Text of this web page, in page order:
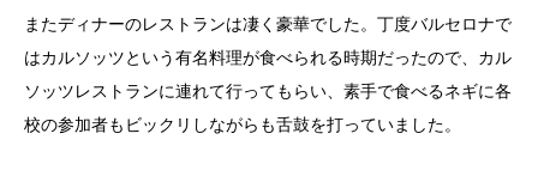
またディナーのレストランは凄く豪華でした。丁度バルセロナで
はカルソッツという有名料理が食べられる時期だったので、カル
ソッツレストランに連れて行ってもらい、素手で食べるネギに各
校の参加者もビックリしながらも舌鼓を打っていました。